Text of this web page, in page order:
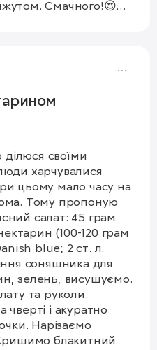
Смачного!😍
ділюся своїми
харчувалися
цьому мало часу на
Тому пропоную
45 грам
(100-120 грам
blue; 2 ст. л.
соняшника для
та руколи.
чверті і акуратно
Нарізаємо
блакитний